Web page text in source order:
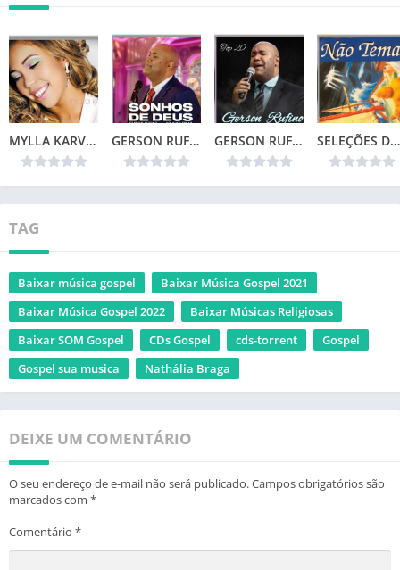
MYLLA KARVALHO – MINHA VIDA GERSON RUFINO – SONHOS DE DEUS (2024) GERSON RUFINO – TOP 20 SELEÇÕES DA COLEÇÃO CANÇÕES DE VIDA – NÃO TEMAS (1996)📌
TAG
Baixar música gospel
Baixar Música Gospel 2021
Baixar Música Gospel 2022
Baixar Músicas Religiosas
Baixar SOM Gospel
CDs Gospel cds-torrent
Gospel
Gospel sua musica
Nathália Braga
DEIXE UM COMENTÁRIO
O seu endereço de e-mail não será publicado.Campos obrigatórios são
marcados com *
Comentário *